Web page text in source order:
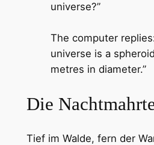
universe?”
The computer
universe is a
metres in diameter.”
Die
Tief im Walde, fern der